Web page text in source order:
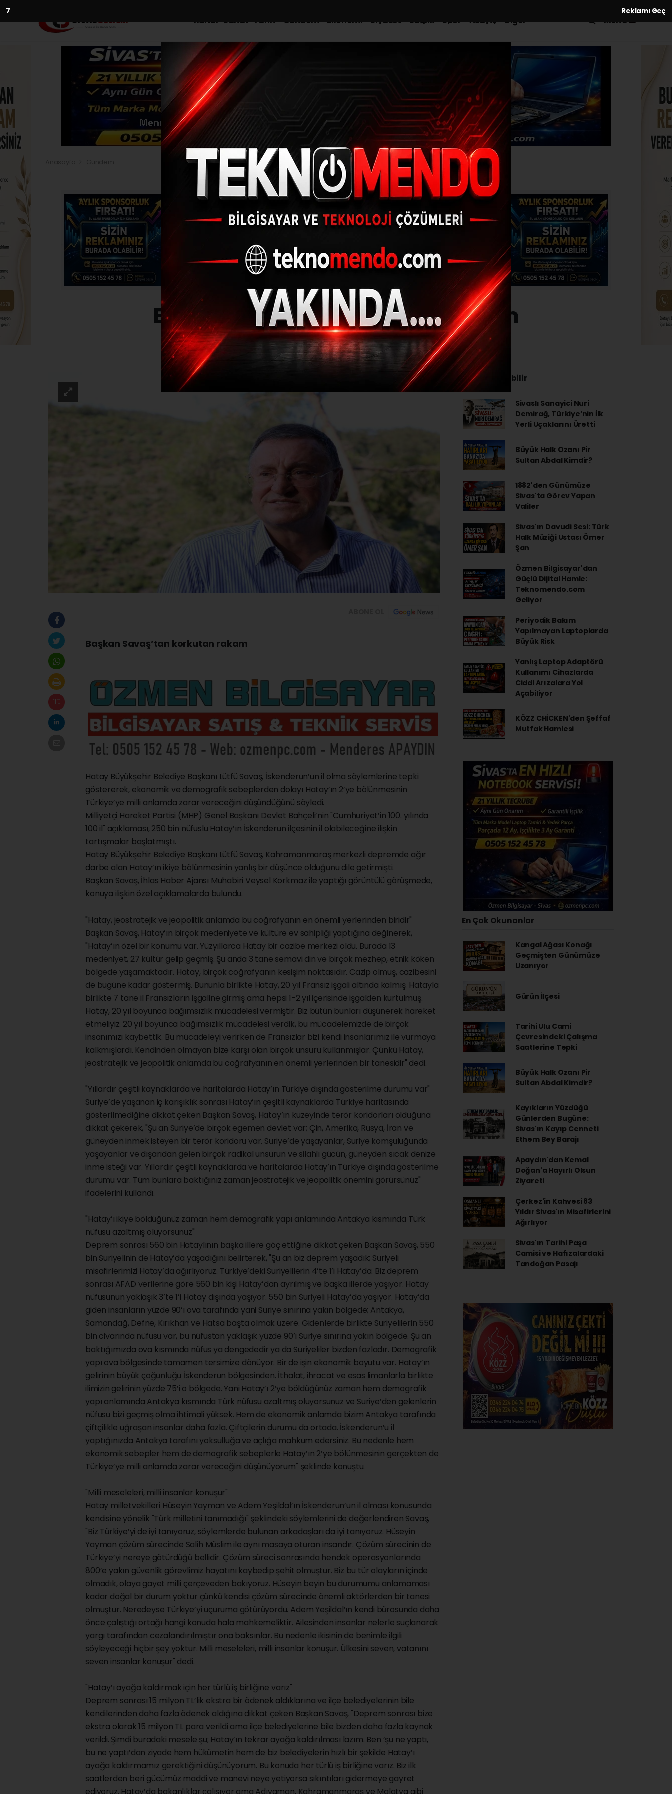
5 Reklamı Geç
Kültür-Sanat-Tarih Gündem Ekonomi Siyaset Sağlık Spor Asayiş Diğer MENÜ
Başkan Savaş’tan korkutan rakam
GÜNDEM (İHA) - İhlas Haber Ajansı | 29.06.2023 - 18:01, Güncelleme: 29.06.2023 - 17:22
Başkan Savaş’tan korkutan rakam
Hatay Büyükşehir Belediye Başkanı Lütfü Savaş, İskenderun’un il olma söylemlerine tepki
göstererek, ekonomik ve demografik sebeplerden dolayı Hatay’ın 2’ye bölünmesinin
Türkiye’ye milli anlamda zarar vereceğini düşündüğünü söyledi.
Milliyetçi Hareket Partisi (MHP) Genel Başkanı Devlet Bahçeli’nin "Cumhuriyet’in 100. yılında
100 il" açıklaması, 250 bin nüfuslu Hatay’ın İskenderun ilçesinin il olabileceğine ilişkin
tartışmalar başlatmıştı.
Hatay Büyükşehir Belediye Başkanı Lütfü Savaş, Kahramanmaraş merkezli depremde ağır
darbe alan Hatay’ın ikiye bölünmesinin yanlış bir düşünce olduğunu dile getirmişti.
Başkan Savaş, İhlas Haber Ajansı Muhabiri Veysel Korkmaz ile yaptığı görüntülü görüşmede,
konuya ilişkin özel açıklamalarda bulundu.
"Hatay, jeostratejik ve jeopolitik anlamda bu coğrafyanın en önemli yerlerinden biridir"
Başkan Savaş, Hatay’ın birçok medeniyete ve kültüre ev sahipliği yaptığına değinerek,
"Hatay’ın özel bir konumu var. Yüzyıllarca Hatay bir cazibe merkezi oldu. Burada 13
medeniyet, 27 kültür gelip geçmiş. Şu anda 3 tane semavi din ve birçok mezhep, etnik köken
bölgede yaşamaktadır. Hatay, birçok coğrafyanın kesişim noktasıdır. Cazip olmuş, cazibesini
de bugüne kadar göstermiş. Bununla birlikte Hatay, 20 yıl Fransız işgali altında kalmış. Hatayla
birlikte 7 tane il Fransızların işgaline girmiş ama hepsi 1-2 yıl içerisinde işgalden kurtulmuş.
Hatay, 20 yıl boyunca bağımsızlık mücadelesi vermiştir. Biz bütün bunları düşünerek hareket
etmeliyiz. 20 yıl boyunca bağımsızlık mücadelesi verdik, bu mücadelemizde de birçok
insanımızı kaybettik. Bu mücadeleyi verirken de Fransızlar bizi kendi insanlarımız ile vurmaya
kalkmışlardı. Kendinden olmayan bize karşı olan birçok unsuru kullanmışlar. Çünkü Hatay,
jeostratejik ve jeopolitik anlamda bu coğrafyanın en önemli yerlerinden bir tanesidir" dedi.
"Yıllardır çeşitli kaynaklarda ve haritalarda Hatay’ın Türkiye dışında gösterilme durumu var"
Suriye’de yaşanan iç karışıklık sonrası Hatay’ın çeşitli kaynaklarda Türkiye haritasında
gösterilmediğine dikkat çeken Başkan Savaş, Hatay’ın kuzeyinde terör koridorları olduğuna
dikkat çekerek, "Şu an Suriye’de birçok egemen devlet var; Çin, Amerika, Rusya, İran ve
güneyden inmek isteyen bir terör koridoru var. Suriye’de yaşayanlar, Suriye komşuluğunda
yaşayanlar ve dışarıdan gelen birçok radikal unsurun ve silahlı gücün, güneyden sıcak denize
inme isteği var. Yıllardır çeşitli kaynaklarda ve haritalarda Hatay’ın Türkiye dışında gösterilme
durumu var. Tüm bunlara baktığınız zaman jeostratejik ve jeopolitik önemini görürsünüz"
ifadelerini kullandı.
"Hatay’ı ikiye böldüğünüz zaman hem demografik yapı anlamında Antakya kısmında Türk
nüfusu azaltmış oluyorsunuz"
Deprem sonrası 560 bin Hataylının başka illere göç ettiğine dikkat çeken Başkan Savaş, 550
bin Suriyelinin de Hatay’da yaşadığını belirterek, "Şu an biz deprem yaşadık; Suriyeli
misafirlerimizi Hatay’da ağırlıyoruz. Türkiye’deki Suriyelilerin 4’te 1’i Hatay’da. Biz deprem
sonrası AFAD verilerine göre 560 bin kişi Hatay’dan ayrılmış ve başka illerde yaşıyor. Hatay
nüfusunun yaklaşık 3’te 1’i Hatay dışında yaşıyor. 550 bin Suriyeli Hatay’da yaşıyor. Hatay’da
giden insanların yüzde 90’ı ova tarafında yani Suriye sınırına yakın bölgede; Antakya,
Samandağ, Defne, Kırıkhan ve Hatsa başta olmak üzere. Gidenlerde birlikte Suriyelilerin 550
bin civarında nüfusu var, bu nüfustan yaklaşık yüzde 90’ı Suriye sınırına yakın bölgede. Şu an
baktığımızda ova kısmında nüfus ya dengededir ya da Suriyeliler bizden fazladır. Demografik
yapı ova bölgesinde tamamen tersimize dönüyor. Bir de işin ekonomik boyutu var. Hatay’ın
gelirinin büyük çoğunluğu İskenderun bölgesinden. İthalat, ihracat ve esas limanlarla birlikte
ilimizin gelirinin yüzde 75’i o bölgede. Yani Hatay’ı 2’ye böldüğünüz zaman hem demografik
yapı anlamında Antakya kısmında Türk nüfusu azaltmış oluyorsunuz ve Suriye’den gelenlerin
nüfusu bizi geçmiş olma ihtimali yüksek. Hem de ekonomik anlamda bizim Antakya tarafında
çiftçilikle uğraşan insanlar daha fazla. Çiftçilerin durumu da ortada. İskenderun’u il
yaptığınızda Antakya tarafını yoksulluğa ve açlığa mahkum edersiniz. Bu nedenle hem
ekonomik sebepler hem de demografik sebeplerle Hatay’ın 2’ye bölünmesinin gerçekten de
Türkiye’ye milli anlamda zarar vereceğini düşünüyorum" şeklinde konuştu.
"Milli meseleleri, milli insanlar konuşur"
Hatay milletvekilleri Hüseyin Yayman ve Adem Yeşildal’ın İskenderun’un il olması konusunda
kendisine yönelik "Türk milletini tanımadığı" şeklindeki söylemlerini de değerlendiren Savaş,
"Biz Türkiye’yi de iyi tanıyoruz, söylemlerde bulunan arkadaşları da iyi tanıyoruz. Hüseyin
Yayman çözüm sürecinde Salih Müslim ile aynı masaya oturan insandır. Çözüm sürecinin de
Türkiye’yi nereye götürdüğü bellidir. Çözüm süreci sonrasında hendek operasyonlarında
800’e yakın güvenlik görevlimiz hayatını kaybedip şehit olmuştur. Biz bu tür olayların içinde
olmadık, olaya gayet milli çerçeveden bakıyoruz. Hüseyin beyin bu durumumu anlamaması
kadar doğal bir durum yoktur çünkü kendisi çözüm sürecinde önemli aktörlerden bir tanesi
olmuştur. Neredeyse Türkiye’yi uçuruma götürüyordu. Adem Yeşildal’ın kendi bürosunda daha
önce çalıştığı ortağı hangi konuda hala mahkemeliktir. Ailesinden insanlar nelerle suçlanarak
yargı tarafından cezalandırılmıştır ona baksınlar. Bu nedenle ikisinin de benimle ilgili
söyleyeceği hiçbir şey yoktur. Milli meseleleri, milli insanlar konuşur. Ülkesini seven, vatanını
seven insanlar konuşur" dedi.
"Hatay’ı ayağa kaldırmak için her türlü iş birliğine varız"
Deprem sonrası 15 milyon TL’lik ekstra bir ödenek aldıklarına ve ilçe belediyelerinin bile
kendilerinden daha fazla ödenek aldığına dikkat çeken Başkan Savaş, "Deprem sonrası bize
ekstra olarak 15 milyon TL para verildi ama ilçe belediyelerine bile bizden daha fazla kaynak
verildi. Şimdi buradaki mesele şu; Hatay’ın tekrar ayağa kaldırılması lazım. Ben ’şu ne yaptı,
bu ne yaptı’dan ziyade hem hükümetin hem de biz belediyelerin hızlı bir şekilde Hatay’ı
ayağa kaldırmamız gerektiğini düşünüyorum. Bu konuda her türlü iş birliğine varız. Biz ilk
saatlerden beri gücümüz maddi ve manevi neye yetiyorsa sıkıntıları gidermeye gayret
İlginizi Çekebilir
Sivaslı Sanayici Nuri
Demirağ, Türkiye’nin İlk
Yerli Uçaklarını Üretti
Büyük Halk Ozanı Pir
Sultan Abdal Kimdir?
1882'den Günümüze
Sivas'ta Görev Yapan
Valiler
Sivas'ın Davudi Sesi: Türk
Halk Müziği Ustası Ömer
Şan
Özmen Bilgisayar'dan
Güçlü Dijital Hamle:
Teknomendo.com
Geliyor
Periyodik Bakım
Yapılmayan Laptoplarda
Büyük Risk
Yanlış Laptop Adaptörü
Kullanımı Cihazlarda
Ciddi Arızalara Yol
Açabiliyor
KÖZZ CHİCKEN'den Şeffaf
Mutfak Hamlesi
En Çok Okunanlar
Kangal Ağası Konağı
Geçmişten Günümüze
Uzanıyor
Gürün İlçesi
Tarihi Ulu Cami
Çevresindeki Çalışma
Saatlerine Tepki
Büyük Halk Ozanı Pir
Sultan Abdal Kimdir?
Kayıkların Yüzdüğü
Günlerden Bugüne:
Sivas'ın Kayıp Cenneti
Ethem Bey Barajı
Apaydın'dan Kemal
Doğan'a Hayırlı Olsun
Ziyareti
Çerkez'in Kahvesi 83
Yıldır Sivas'ın Misafirlerini
Ağırlıyor
Sivas'ın Tarihi Paşa
Camisi ve Hafızalardaki
Tandoğan Pasajı